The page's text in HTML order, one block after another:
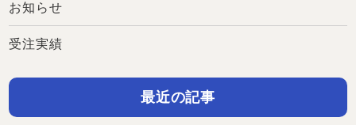
お知らせ
受注実績
最近の記事